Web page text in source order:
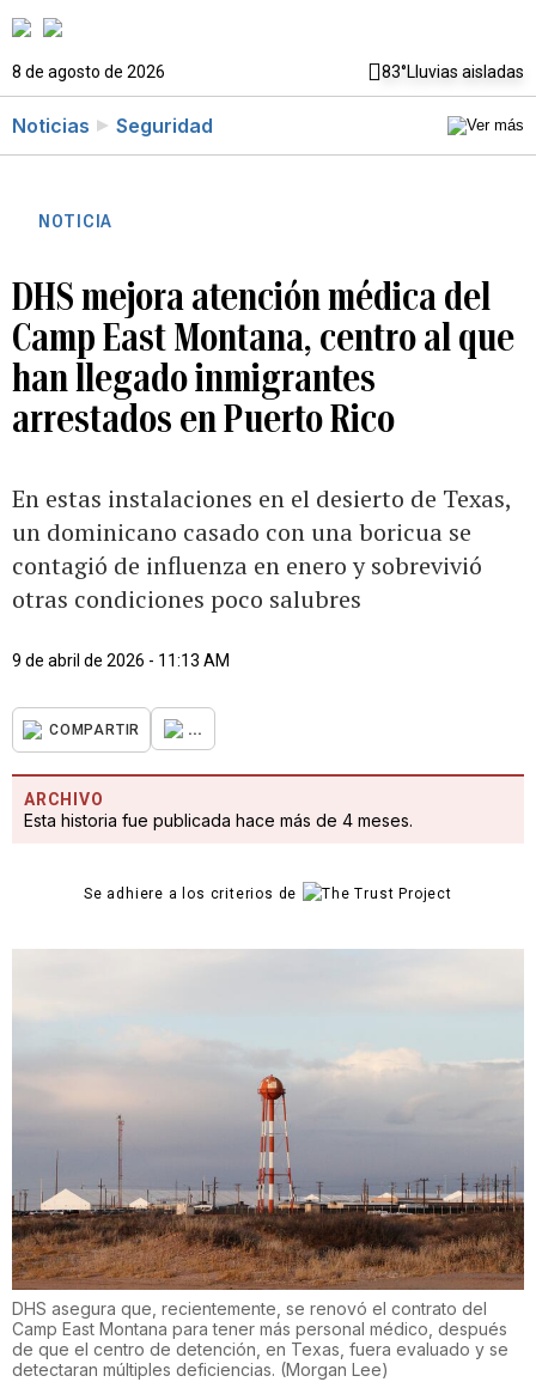
8 de agosto de 2026 83°Lluvias aisladas
Noticias Seguridad
NOTICIA
DHS mejora atención médica del
Camp East Montana, centro al que
han llegado inmigrantes
arrestados en Puerto Rico
En estas instalaciones en el desierto de Texas,
un dominicano casado con una boricua se
contagió de influenza en enero y sobrevivió
otras condiciones poco salubres
9 de abril de 2026 - 11:13 AM
COMPARTIR ...
ARCHIVO
Esta historia fue publicada hace más de 4 meses.
Se adhiere a los criterios de
DHS asegura que, recientemente, se renovó el contrato del
Camp East Montana para tener más personal médico, después
de que el centro de detención, en Texas, fuera evaluado y se
detectaran múltiples deficiencias. (Morgan Lee)